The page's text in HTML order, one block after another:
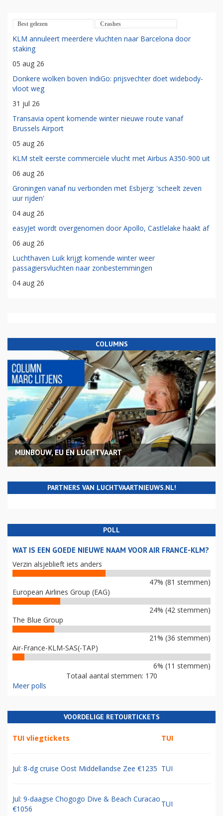
Best gelezen Crashes
KLM annuleert meerdere vluchten naar Barcelona door
staking
05 aug 26
Donkere wolken boven IndiGo: prijsvechter doet widebody-
vloot weg
31 jul 26
Transavia opent komende winter nieuwe route vanaf
Brussels Airport
05 aug 26
KLM stelt eerste commerciële vlucht met Airbus A350-900 uit
06 aug 26
Groningen vanaf nu verbonden met Esbjerg: 'scheelt zeven
uur rijden'
04 aug 26
easyJet wordt overgenomen door Apollo, Castlelake haakt af
06 aug 26
Luchthaven Luik krijgt komende winter weer
passagiersvluchten naar zonbestemmingen
04 aug 26
COLUMNS
MIJNBOUW, EU EN LUCHTVAART
PARTNERS VAN LUCHTVAARTNIEUWS.NL!
POLL
WAT IS EEN GOEDE NIEUWE NAAM VOOR AIR FRANCE-KLM?
Verzin alsjeblieft iets anders
47% (81 stemmen)
European Airlines Group (EAG)
24% (42 stemmen)
The Blue Group
21% (36 stemmen)
Air-France-KLM-SAS(-TAP)
6% (11 stemmen)
Totaal aantal stemmen: 170
Meer polls
VOORDELIGE RETOURTICKETS
TUI vliegtickets TUI
Jul: 8-dg cruise Oost Middellandse Zee €1235 TUI
Jul: 9-daagse Chogogo Dive & Beach Curacao
€1056
TUI